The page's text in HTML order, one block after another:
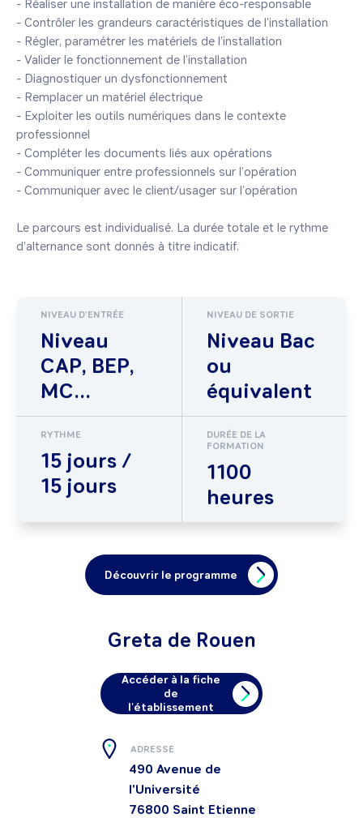
- Réaliser une installation de manière éco-responsable
- Contrôler les grandeurs caractéristiques de l’installation
- Régler, paramétrer les matériels de l’installation
- Valider le fonctionnement de l’installation
- Diagnostiquer un dysfonctionnement
- Remplacer un matériel électrique
- Exploiter les outils numériques dans le contexte
professionnel
- Compléter les documents liés aux opérations
- Communiquer entre professionnels sur l’opération
- Communiquer avec le client/usager sur l’opération
Le parcours est individualisé. La durée totale et le rythme
d'alternance sont donnés à titre indicatif.
NIVEAU D'ENTRÉE
Niveau
CAP, BEP,
MC...
NIVEAU DE SORTIE
Niveau Bac
ou
équivalent
RYTHME
15 jours /
15 jours
DURÉE DE LA
FORMATION
1100
heures
Découvrir le programme
Greta de Rouen
Accéder à la fiche
de
l'établissement
ADRESSE
490 Avenue de
l'Université
76800 Saint Etienne